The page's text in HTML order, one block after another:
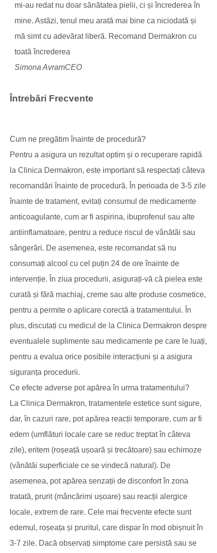
mi-au redat nu doar sănătatea pielii, ci și încrederea în
mine. Astăzi, tenul meu arată mai bine ca niciodată și
mă simt cu adevărat liberă. Recomand Dermakron cu
toată încrederea
Simona AvramCEO
Întrebări Frecvente
Cum ne pregătim înainte de procedură?
Pentru a asigura un rezultat optim și o recuperare rapidă
la Clinica Dermakron, este important să respectați câteva
recomandări înainte de procedură. În perioada de 3-5 zile
înainte de tratament, evitați consumul de medicamente
anticoagulante, cum ar fi aspirina, ibuprofenul sau alte
antiinflamatoare, pentru a reduce riscul de vânătăi sau
sângerări. De asemenea, este recomandat să nu
consumați alcool cu cel puțin 24 de ore înainte de
intervenție. În ziua procedurii, asigurați-vă că pielea este
curată și fără machiaj, creme sau alte produse cosmetice,
pentru a permite o aplicare corectă a tratamentului. În
plus, discutați cu medicul de la Clinica Dermakron despre
eventualele suplimente sau medicamente pe care le luați,
pentru a evalua orice posibile interacțiuni și a asigura
siguranța procedurii.
Ce efecte adverse pot apărea în urma tratamentului?
La Clinica Dermakron, tratamentele estetice sunt sigure,
dar, în cazuri rare, pot apărea reacții temporare, cum ar fi
edem (umflături locale care se reduc treptat în câteva
zile), eritem (roșeață ușoară și trecătoare) sau echimoze
(vânătăi superficiale ce se vindecă natural). De
asemenea, pot apărea senzații de disconfort în zona
tratată, prurit (mâncărimi ușoare) sau reacții alergice
locale, extrem de rare. Cele mai frecvente efecte sunt
edemul, roșeața și pruritul, care dispar în mod obișnuit în
3-7 zile. Dacă observați simptome care persistă sau se